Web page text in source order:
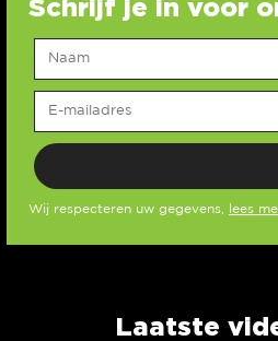
Schrijf je in voor
Wij respecteren uw gegevens, lees
Laatste